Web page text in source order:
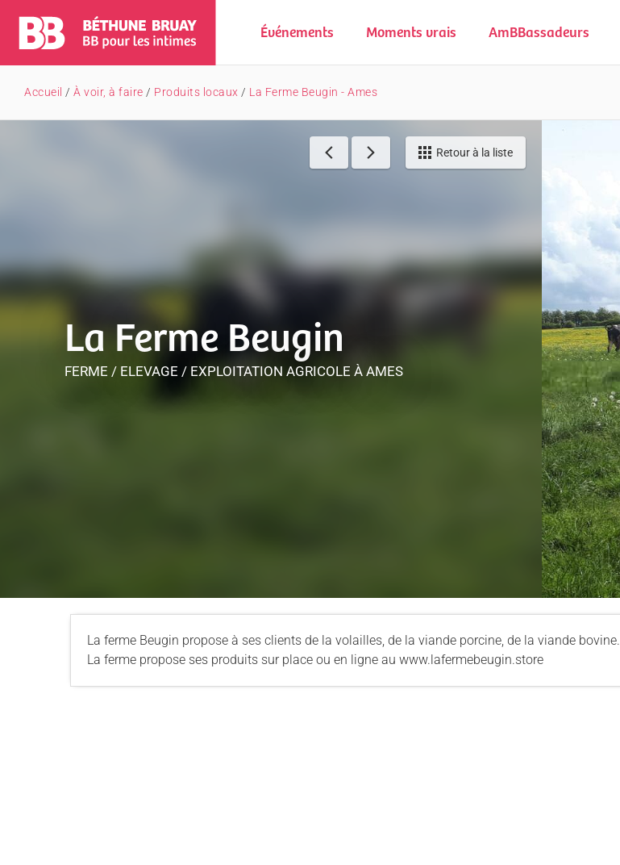
Événements Moments vrais AmBBassadeurs
Accueil / À voir, à faire / Produits locaux / La Ferme Beugin - Ames
Retour à la liste
La Ferme Beugin
FERME / ELEVAGE / EXPLOITATION AGRICOLE À AMES
La ferme Beugin propose à ses clients de la volailles, de la viande porcine, de la viande bovine.
La ferme propose ses produits sur place ou en ligne au www.lafermebeugin.store